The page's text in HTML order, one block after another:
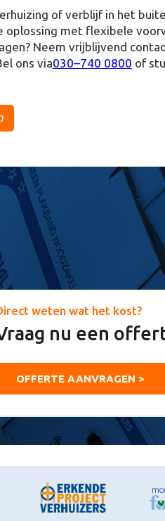
of verblijf in het
oplossing met flexibele
Neem vrijblijvend
ons via030–740 0800 of
weten wat het kost?
nu een
OFFERTE AANVRAGEN >